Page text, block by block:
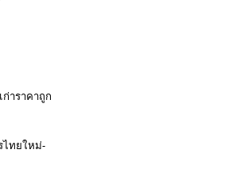
จิ้น/
าราคาถูก
ไทยใหม่-